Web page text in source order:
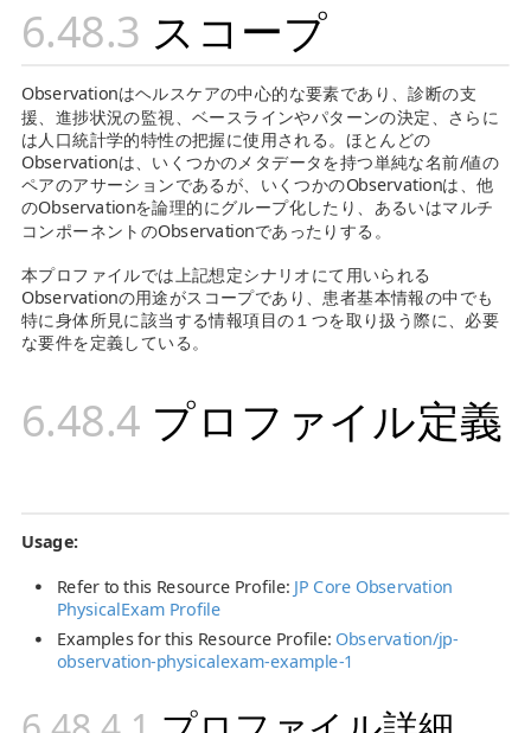
スコープ
Observationはヘルスケアの中心的な要素であり、診断の支
援、進捗状況の監視、ベースラインやパターンの決定、さらに
は人口統計学的特性の把握に使用される。ほとんどの
Observationは、いくつかのメタデータを持つ単純な名前/値の
ペアのアサーションであるが、いくつかのObservationは、他
のObservationを論理的にグループ化したり、あるいはマルチ
コンポーネントのObservationであったりする。
本プロファイルでは上記想定シナリオにて用いられる
Observationの用途がスコープであり、患者基本情報の中でも
特に身体所見に該当する情報項目の１つを取り扱う際に、必要
な要件を定義している。
プロファイル定義
Usage:
Refer to this Resource Profile: JP Core Observation
PhysicalExam Profile
Examples for this Resource Profile: Observation/jp-
observation-physicalexam-example-1